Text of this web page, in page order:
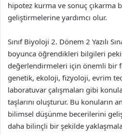
hipotez kurma ve sonuç çıkarma
geliştirmelerine yardımcı olur.
Sınıf Biyoloji 2. Dönem 2 Yazılı
boyunca öğrendikleri bilgileri
değerlendirmeleri için önemli bir
genetik, ekoloji, fizyoloji, evrim
laboratuvar çalışmaları gibi
taşlarını oluşturur. Bu konuların
bilimsel düşünme becerilerini
daha bilinçli bir şekilde